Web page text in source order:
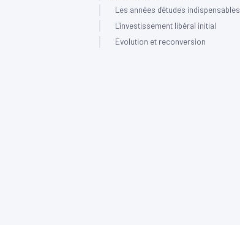
Les années d'études indispensables
L'investissement libéral initial
Evolution et reconversion